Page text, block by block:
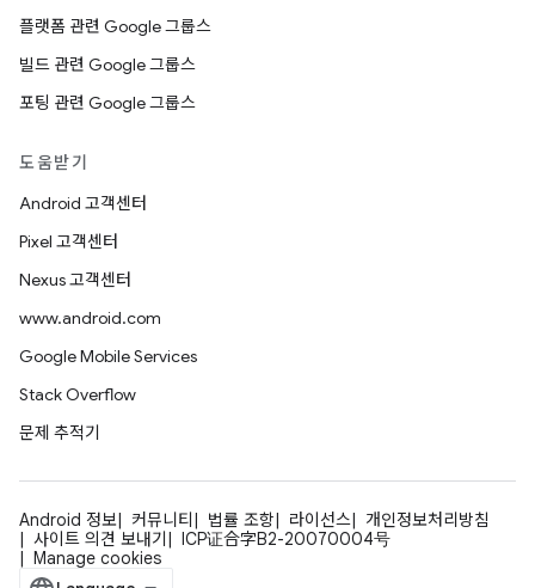
플랫폼 관련 Google 그룹스
빌드 관련 Google 그룹스
포팅 관련 Google 그룹스
도움받기
Android 고객센터
Pixel 고객센터
Nexus 고객센터
www.android.com
Google Mobile Services
Stack Overflow
문제 추적기
Android 정보 커뮤니티 법률 조항 라이선스
개인정보처리방침
사이트 의견 보내기
ICP证合字B2-20070004号
Manage cookies